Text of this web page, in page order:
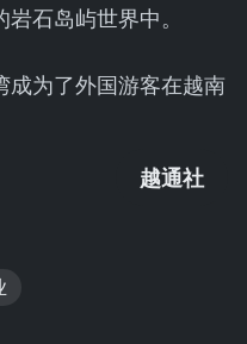
石岛屿世界中。
成为了外国游客在越南
越通社